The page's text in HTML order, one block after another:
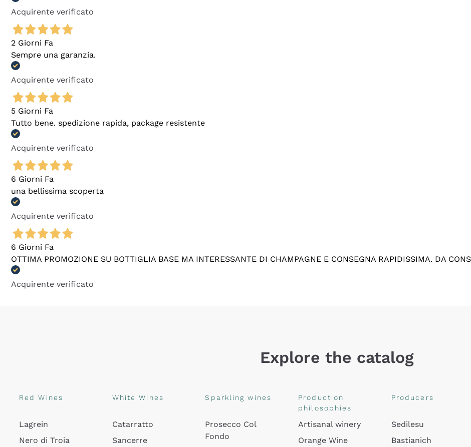
Acquirente verificato
2 Giorni Fa
Sempre una garanzia.
Acquirente verificato
5 Giorni Fa
Tutto bene. spedizione rapida, package resistente
Acquirente verificato
6 Giorni Fa
una bellissima scoperta
Acquirente verificato
6 Giorni Fa
OTTIMA PROMOZIONE SU BOTTIGLIA BASE MA INTERESSANTE DI CHAMPAGNE E CONSEGNA RAPIDISSIMA. DA
Acquirente verificato
Explore the catalog
Red Wines
Lagrein
Nero di Troia
White Wines
Catarratto
Sancerre
Sparkling wines
Prosecco Col
Fondo
Production
philosophies
Artisanal winery
Orange Wine
Producers
Sedilesu
Bastianich